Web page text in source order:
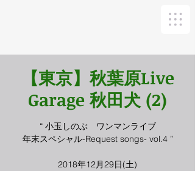
【東京】秋葉原Live
Garage 秋田犬 (2)
“ 小玉しのぶ ワンマンライブ
年末スペシャル-Request songs- vol.4 ”
2018年12月29日(土)